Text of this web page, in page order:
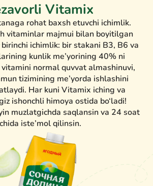
Vitamix
rohat baxsh etuvchi ichimlik.
vitaminlar majmui bilan boyitilgan
birinchi ichimlik: bir stakani B3, B6 va
kunlik me’yorining 40% ni
normal quvvat almashinuvi,
tizimining me’yorda ishlashini
Har kuni Vitamix iching va
ishonchli himoya ostida bo‘ladi!
muzlatgichda saqlansin va 24 soat
iste’mol qilinsin.